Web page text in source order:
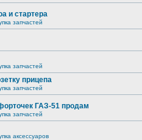
и стартера
запчастей
запчастей
прицепа
запчастей
ГАЗ-51 продам
запчастей
аксессуаров